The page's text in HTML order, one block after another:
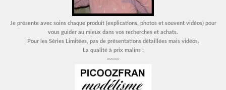
Je présente avec soins chaque produit (explications, photos et souvent vidéos) pour
vous guider au mieux dans vos recherches et achats.
Pour les Séries Limitées, pas de présentations détaillées mais vidéos.
La qualité à prix malins !
~~~~